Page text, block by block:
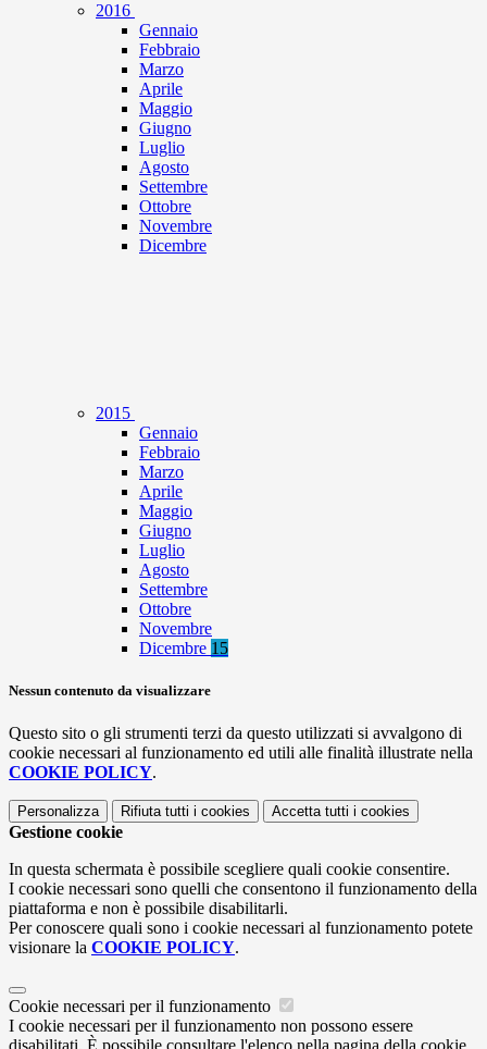
2016
Gennaio
Febbraio
Marzo
Aprile
Maggio
Giugno
Luglio
Agosto
Settembre
Ottobre
Novembre
Dicembre
2015
Gennaio
Febbraio
Marzo
Aprile
Maggio
Giugno
Luglio
Agosto
Settembre
Ottobre
Novembre
Dicembre 15
Nessun contenuto da visualizzare
Questo sito o gli strumenti terzi da questo utilizzati si avvalgono di
cookie necessari al funzionamento ed utili alle finalità illustrate nella
COOKIE POLICY.
Personalizza Rifiuta tutti i cookies Accetta tutti i cookies
Gestione cookie
In questa schermata è possibile scegliere quali cookie consentire.
I cookie necessari sono quelli che consentono il funzionamento della
piattaforma e non è possibile disabilitarli.
Per conoscere quali sono i cookie necessari al funzionamento potete
visionare la COOKIE POLICY.
Cookie necessari per il funzionamento
I cookie necessari per il funzionamento non possono essere